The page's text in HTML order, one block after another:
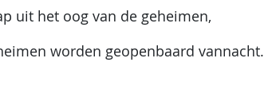
uit het oog van de geheimen,
worden geopenbaard vannacht.